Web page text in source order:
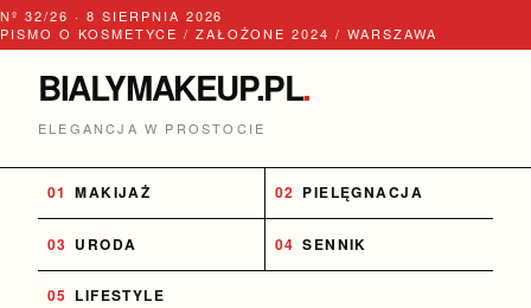
Nº 32/26 · 8 SIERPNIA 2026
PISMO O KOSMETYCE / ZAŁOŻONE 2024 / WARSZAWA
BIALYMAKEUP.PL.
ELEGANCJA W PROSTOCIE
MAKIJAŻ PIELĘGNACJA
URODA SENNIK
LIFESTYLE